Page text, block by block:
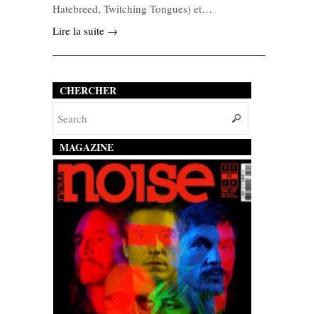
Hatebreed, Twitching Tongues) et…
Lire la suite →
CHERCHER
MAGAZINE